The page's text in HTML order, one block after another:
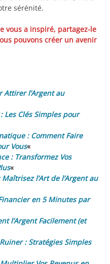
sérénité.
vous a inspiré, partagez-le
pouvons créer un avenir
Attirer l’Argent au
Les Clés Simples pour
: Comment Faire
Vous«
: Transformez Vos
«
l’Art de l’Argent au
en 5 Minutes par
l’Argent Facilement (et
: Stratégies Simples